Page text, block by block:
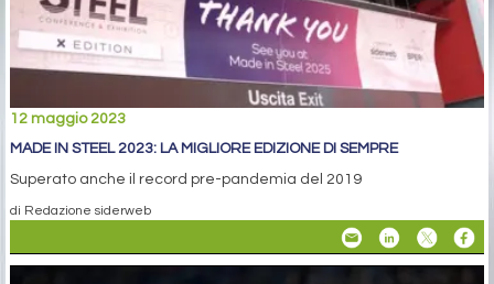
12 maggio 2023
MADE IN STEEL 2023: LA MIGLIORE EDIZIONE DI SEMPRE
Superato anche il record pre-pandemia del 2019
di Redazione siderweb